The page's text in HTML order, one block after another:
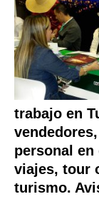
trabajo en
personal en
viajes, tour
turismo.